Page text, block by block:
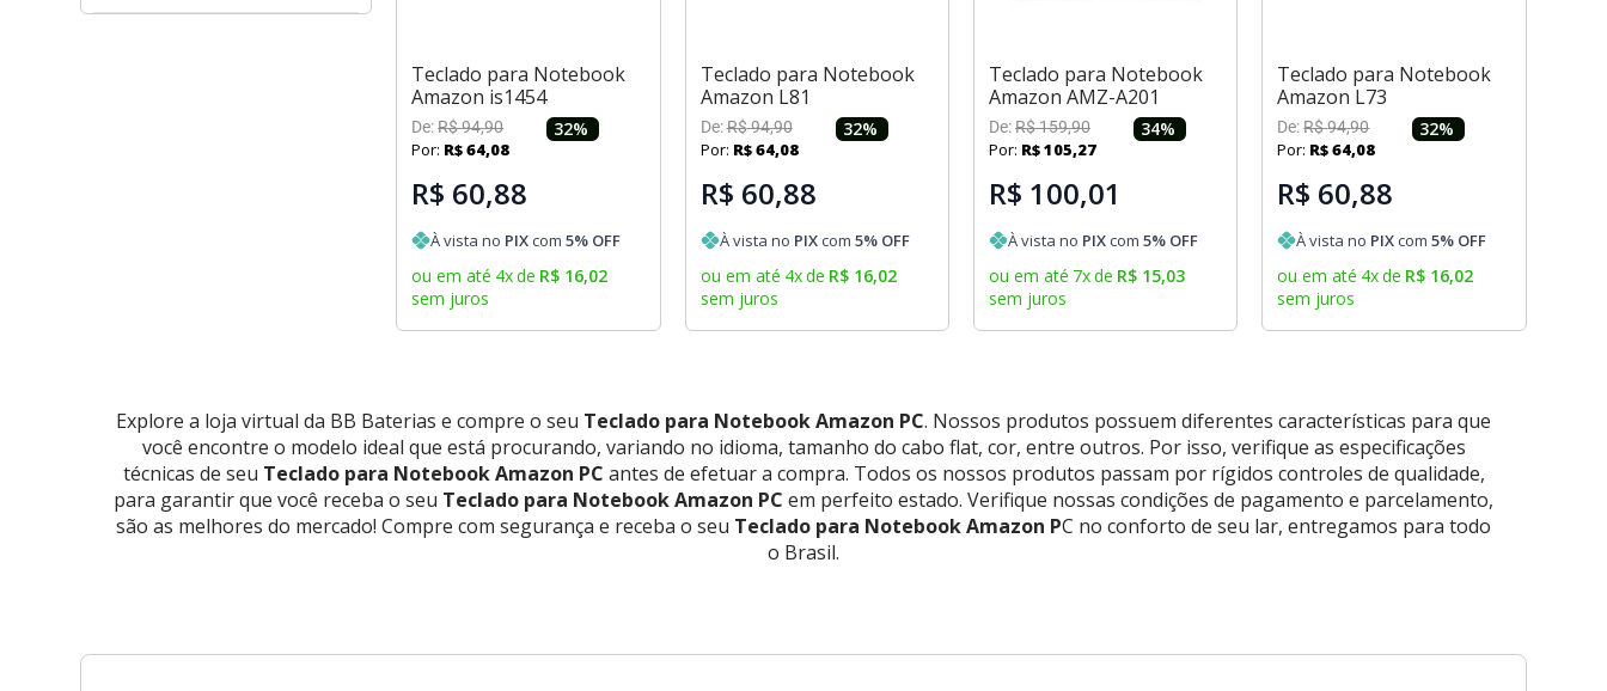
Teclado para Notebook
Amazon is1454
De:R$94,90 32%
Por: R$64,08
R$ 60,88
À vista no PIXcom5% OFF
ou em até 4xde R$ 16,02
sem juros
Teclado para Notebook
Amazon L81
De:R$94,90 32%
Por: R$64,08
R$ 60,88
À vista no PIXcom 5% OFF
ou em até 4xde R$ 16,02
sem juros
Teclado para Notebook
Amazon AMZ-A201
De:R$159,90 34%
Por: R$105,27
R$ 100,01
À vista no PIXcom 5% OFF
ou em até 7xde R$ 15,03
sem juros
Teclado para Notebook
Amazon L73
De:R$94,90 32%
Por: R$64,08
R$ 60,88
À vista no PIXcom5% OFF
ou em até 4xde R$ 16,02
sem juros
Explore a loja virtual da BB Baterias e compre o seu Teclado para Notebook Amazon PC. Nossos produtos possuem diferentes características para que
você encontre o modelo ideal que está procurando, variando no idioma, tamanho do cabo flat, cor, entre outros. Por isso, verifique as especificações
técnicas de seu Teclado para Notebook Amazon PC antes de efetuar a compra. Todos os nossos produtos passam por rígidos controles de qualidade,
para garantir que você receba o seu Teclado para Notebook Amazon PC em perfeito estado. Verifique nossas condições de pagamento e parcelamento,
são as melhores do mercado! Compre com segurança e receba o seu Teclado para Notebook Amazon PC no conforto de seu lar, entregamos para todo
o Brasil.